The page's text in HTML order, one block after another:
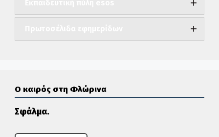
Ο καιρός στη Φλώρινα
Σφάλμα.